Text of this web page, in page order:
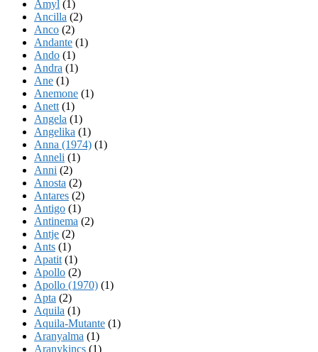
Amyl (1)
Ancilla (2)
Anco (2)
Andante (1)
Ando (1)
Andra (1)
Ane (1)
Anemone (1)
Anett (1)
Angela (1)
Angelika (1)
Anna (1974) (1)
Anneli (1)
Anni (2)
Anosta (2)
Antares (2)
Antigo (1)
Antinema (2)
Antje (2)
Ants (1)
Apatit (1)
Apollo (2)
Apollo (1970) (1)
Apta (2)
Aquila (1)
Aquila-Mutante (1)
Aranyalma (1)
Aranykincs (1)